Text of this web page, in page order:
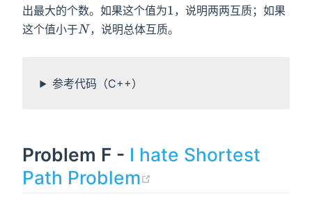
出最大的个数。如果这个值为1
1 ，说明两两互质；如果
这个值小于N
N ，说明总体互质。
参考代码（C++）
Problem F - I hate Shortest
Path Problem